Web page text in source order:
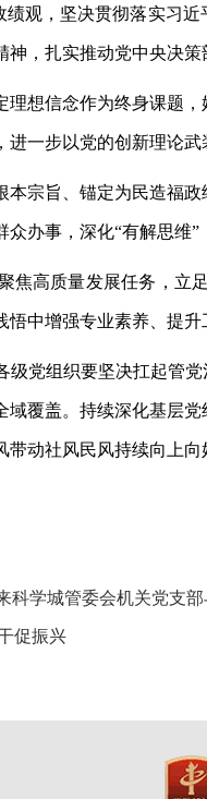
观，坚决贯彻落实习
，扎实推动党中央决
想信念作为终身课题
一步以党的创新理论
宗旨、锚定为民造福
众办事，深化“有解思维”
焦高质量发展任务，
中增强专业素养、提
党组织要坚决扛起管
覆盖。持续深化基层
动社风民风持续向上向
学城管委会机关党支
促振兴